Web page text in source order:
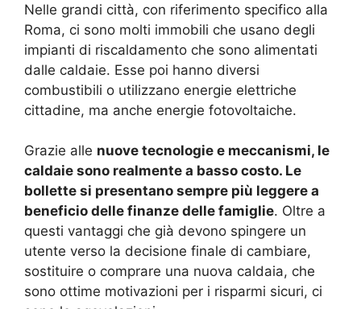
Nelle grandi città, con riferimento specifico alla
Roma, ci sono molti immobili che usano degli
impianti di riscaldamento che sono alimentati
dalle caldaie. Esse poi hanno diversi
combustibili o utilizzano energie elettriche
cittadine, ma anche energie fotovoltaiche.
Grazie alle nuove tecnologie e meccanismi, le
caldaie sono realmente a basso costo. Le
bollette si presentano sempre più leggere a
beneficio delle finanze delle famiglie. Oltre a
questi vantaggi che già devono spingere un
utente verso la decisione finale di cambiare,
sostituire o comprare una nuova caldaia, che
sono ottime motivazioni per i risparmi sicuri, ci